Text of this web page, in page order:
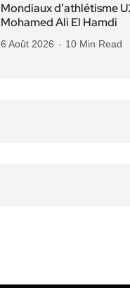
Mondiaux d’athlétisme
Mohamed Ali El Hamdi
6 Août 2026 10 Min Read